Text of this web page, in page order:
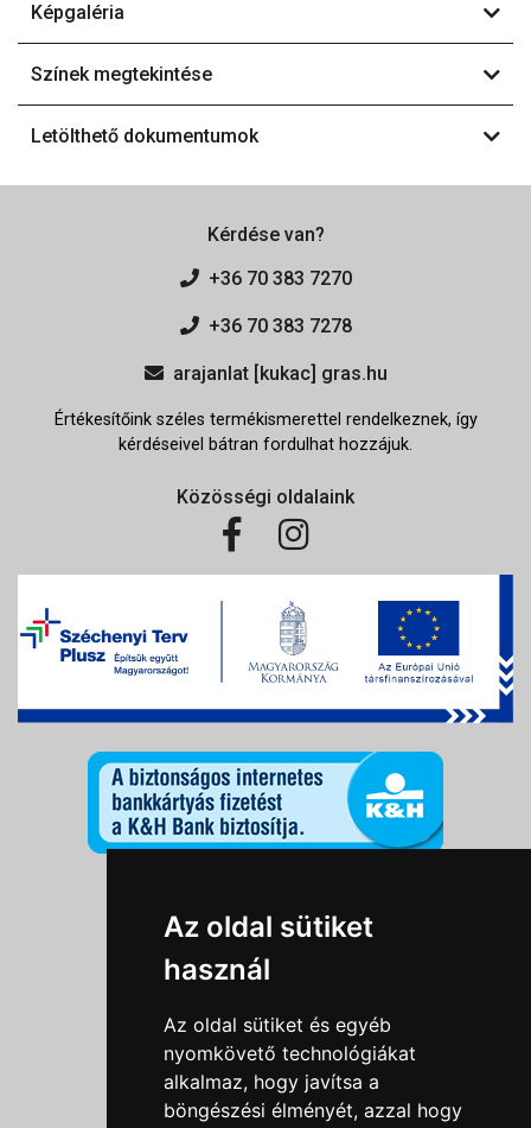
Az oldal sütiket
használ
Az oldal sütiket és egyéb
nyomkövető technológiákat
alkalmaz, hogy javítsa a
böngészési élményét, azzal hogy
Képgaléria
Színek megtekintése
Letölthető dokumentumok
Kérdése van?
+36 70 383 7270
+36 70 383 7278
arajanlat [kukac] gras.hu
Értékesítőink széles termékismerettel rendelkeznek, így
kérdéseivel bátran fordulhat hozzájuk.
Közösségi oldalaink
Információk
Általános szerződési feltételek
Impresszum
Nyereményjáték szabály
Outlet nap nyereményjáték szabályzat
Süti beállítások